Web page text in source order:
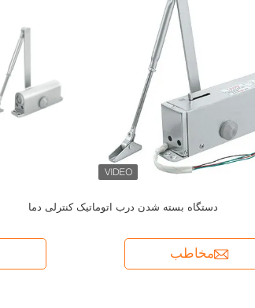
دستگاه بسته شدن درب اتوماتیک کنترلی دما
مخاطب